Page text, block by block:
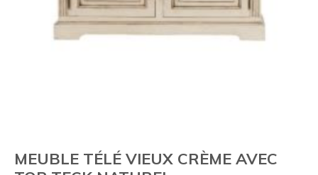
MEUBLE TÉLÉ VIEUX CRÈME AVEC